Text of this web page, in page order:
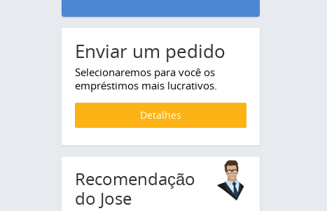
Enviar um pedido
Selecionaremos para você os
empréstimos mais lucrativos.
Detalhes
Recomendação
do Jose